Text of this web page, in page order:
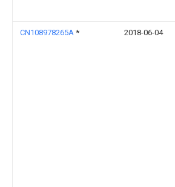
CN108978265A * 2018-06-04